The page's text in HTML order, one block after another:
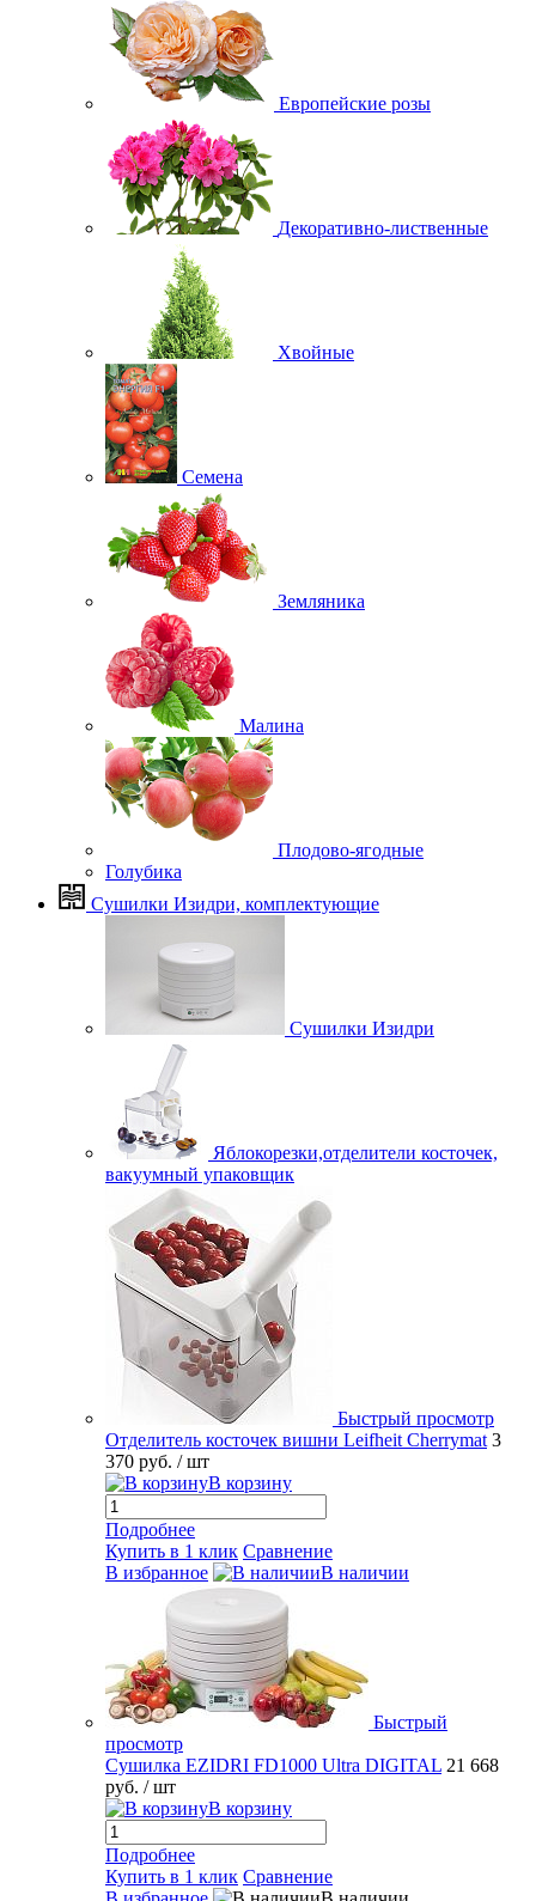
Европейские розы
Декоративно-лиственные
Хвойные
Семена
Земляника
Малина
Плодово-ягодные
Голубика
Сушилки Изидри, комплектующие
Сушилки Изидри
Яблокорезки,отделители косточек,
вакуумный упаковщик
Быстрый просмотр
Отделитель косточек вишни Leifheit Cherrymat 3
370 руб. / шт
В корзину
Подробнее
Купить в 1 клик Сравнение
В избранное
В наличии
Быстрый
просмотр
Сушилка EZIDRI FD1000 Ultra DIGITAL 21 668
руб. / шт
В корзину
Подробнее
Купить в 1 клик Сравнение